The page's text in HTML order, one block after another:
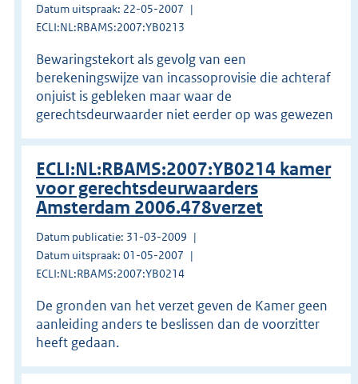
Datum uitspraak: 22-05-2007
ECLI:NL:RBAMS:2007:YB0213
Bewaringstekort als gevolg van een
berekeningswijze van incassoprovisie die achteraf
onjuist is gebleken maar waar de
gerechtsdeurwaarder niet eerder op was gewezen
ECLI:NL:RBAMS:2007:YB0214 kamer
voor gerechtsdeurwaarders
Amsterdam 2006.478verzet
Datum publicatie: 31-03-2009
Datum uitspraak: 01-05-2007
ECLI:NL:RBAMS:2007:YB0214
De gronden van het verzet geven de Kamer geen
aanleiding anders te beslissen dan de voorzitter
heeft gedaan.